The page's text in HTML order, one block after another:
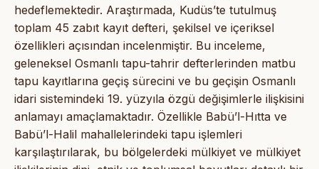
hedeflemektedir. Araştırmada, Kudüs’te tutulmuş
toplam 45 zabıt kayıt defteri, şekilsel ve içeriksel
özellikleri açısından incelenmiştir. Bu inceleme,
geleneksel Osmanlı tapu-tahrir defterlerinden matbu
tapu kayıtlarına geçiş sürecini ve bu geçişin Osmanlı
idari sistemindeki 19. yüzyıla özgü değişimlerle ilişkisini
anlamayı amaçlamaktadır. Özellikle Babü’l-Hıtta ve
Babü’l-Halil mahallelerindeki tapu işlemleri
karşılaştırılarak, bu bölgelerdeki mülkiyet ve mülkiyet